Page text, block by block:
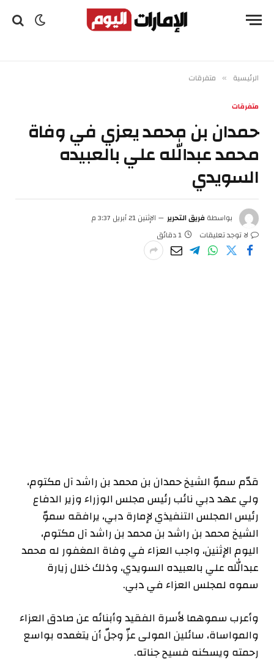
الرئيسية » متفرقات
متفرقات
حمدان بن محمد يعزي في وفاة
محمد عبدالله علي بالعبيده
السويدي
بواسطةفريق التحرير
الإثنين 21 أبريل 3:37 م
لا توجد تعليقات
1 دقائق
قدّم سموّ الشيخ حمدان بن محمد بن راشد آل مكتوم،
ولي عهد دبي نائب رئيس مجلس الوزراء وزير الدفاع
رئيس المجلس التنفيذي لإمارة دبي، يرافقه سموّ
الشيخ محمد بن راشد بن محمد بن راشد آل مكتوم،
اليوم الإثنين، واجب العزاء في وفاة المغفور له محمد
عبدالله علي بالعبيده السويدي، وذلك خلال زيارة
سموه لمجلس العزاء في دبي.
وأعرب سموهما لأسرة الفقيد وأبنائه عن صادق العزاء
والمواساة، سائلين المولى عزّ وجلّ أن يتغمده بواسع
رحمته ويسكنه فسيح جناته.